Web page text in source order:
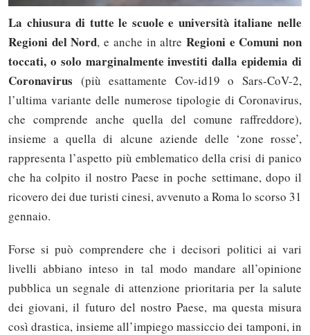
La chiusura di tutte le scuole e università italiane nelle
Regioni del Nord, e anche in altre Regioni e Comuni non
toccati, o solo marginalmente investiti dalla epidemia di
Coronavirus (più esattamente Cov-id19 o Sars-CoV-2,
l’ultima variante delle numerose tipologie di Coronavirus,
che comprende anche quella del comune raffreddore),
insieme a quella di alcune aziende delle ‘zone rosse’,
rappresenta l’aspetto più emblematico della crisi di panico
che ha colpito il nostro Paese in poche settimane, dopo il
ricovero dei due turisti cinesi, avvenuto a Roma lo scorso 31
gennaio.
Forse si può comprendere che i decisori politici ai vari
livelli abbiano inteso in tal modo mandare all’opinione
pubblica un segnale di attenzione prioritaria per la salute
dei giovani, il futuro del nostro Paese, ma questa misura
così drastica, insieme all’impiego massiccio dei tamponi, in